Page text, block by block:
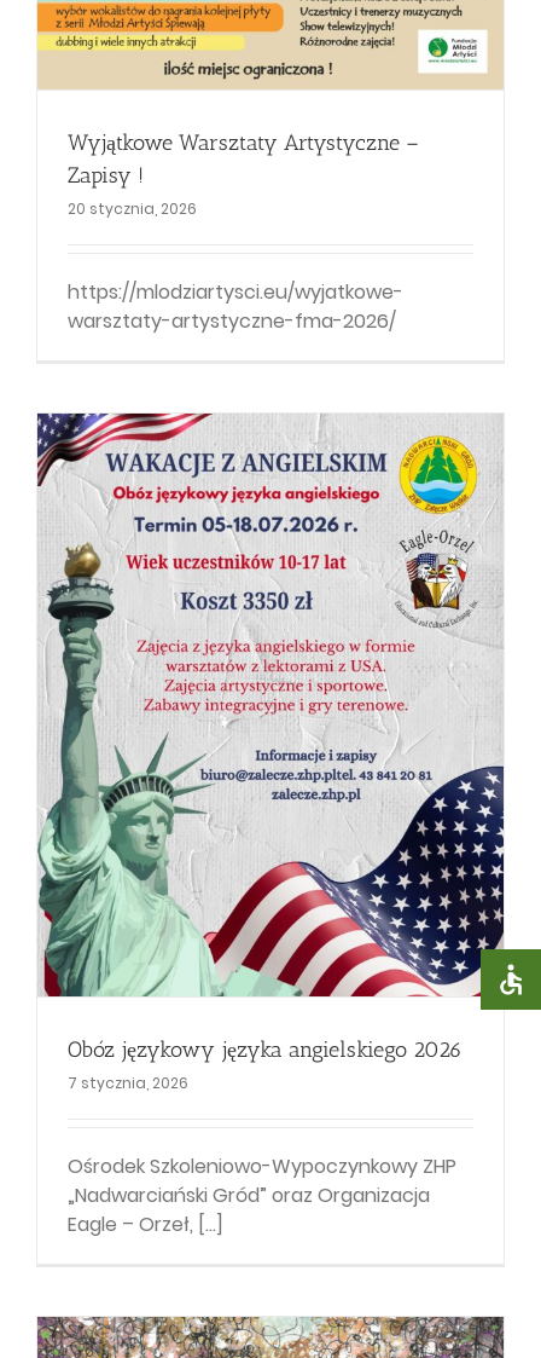
Wyjątkowe Warsztaty Artystyczne –
Zapisy !
20 stycznia, 2026
https://mlodziartysci.eu/wyjatkowe-
warsztaty-artystyczne-fma-2026/
Obóz językowy języka angielskiego 2026
7 stycznia, 2026
Ośrodek Szkoleniowo-Wypoczynkowy ZHP
„Nadwarciański Gród” oraz Organizacja
Eagle – Orzeł, [...]